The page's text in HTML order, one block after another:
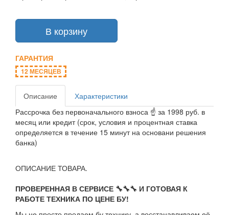
В корзину
ГАРАНТИЯ
12 МЕСЯЦЕВ
Описание
Характеристики
Рассрочка без первоначального взноса ☝ за 1998 руб. в
месяц или кредит (срок, условия и процентная ставка
определяется в течение 15 минут на основани решения
банка)
ОПИСАНИЕ ТОВАРА.
ПРОВЕРЕННАЯ В СЕРВИСЕ 🔧🔧🔧 И ГОТОВАЯ К
РАБОТЕ ТЕХНИКА ПО ЦЕНЕ БУ!